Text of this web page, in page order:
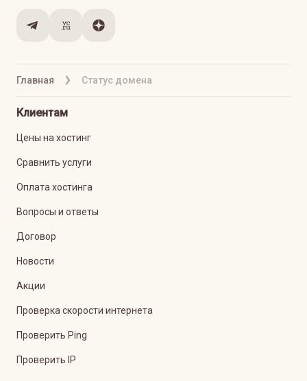
Главная Статус домена
Клиентам
Цены на хостинг
Сравнить услуги
Оплата хостинга
Вопросы и ответы
Договор
Новости
Акции
Проверка скорости интернета
Проверить Ping
Проверить IP